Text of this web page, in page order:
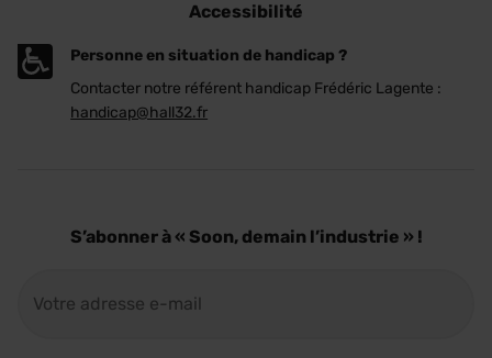
Accessibilité
Personne en situation de handicap ?
Contacter notre référent handicap Frédéric Lagente :
handicap@hall32.fr
S’abonner à « Soon, demain l’industrie » !
mail